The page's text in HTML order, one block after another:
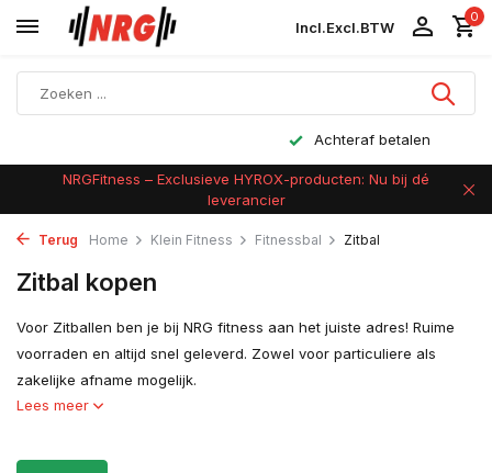
Incl.Excl.BTW
0
Achteraf betalen
NRGFitness – Exclusieve HYROX-producten: Nu bij dé
leverancier
Terug Home Klein Fitness Fitnessbal Zitbal
Zitbal kopen
Voor Zitballen ben je bij NRG fitness aan het juiste adres! Ruime
voorraden en altijd snel geleverd. Zowel voor particuliere als
zakelijke afname mogelijk.
Lees meer